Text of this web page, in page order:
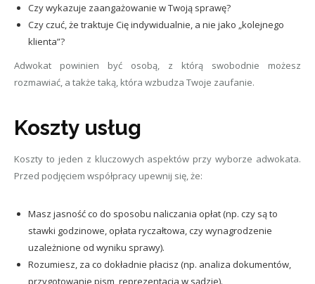
Czy wykazuje zaangażowanie w Twoją sprawę?
Czy czuć, że traktuje Cię indywidualnie, a nie jako „kolejnego
klienta”?
Adwokat powinien być osobą, z którą swobodnie możesz
rozmawiać, a także taką, która wzbudza Twoje zaufanie.
Koszty usług
Koszty to jeden z kluczowych aspektów przy wyborze adwokata.
Przed podjęciem współpracy upewnij się, że:
Masz jasność co do sposobu naliczania opłat (np. czy są to
stawki godzinowe, opłata ryczałtowa, czy wynagrodzenie
uzależnione od wyniku sprawy).
Rozumiesz, za co dokładnie płacisz (np. analiza dokumentów,
przygotowanie pism, reprezentacja w sądzie).